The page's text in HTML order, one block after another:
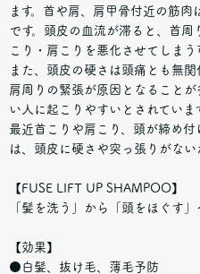
ます。首や肩、肩甲骨付近の筋
です。頭皮の血流が滞ると、首
こり・肩こりを悪化させてしまう
また、頭皮の硬さは頭痛とも無
肩周りの緊張が原因となること
い人に起こりやすいとされていま
最近首こりや肩こり、頭が締め
は、頭皮に硬さや突っ張りがない
【FUSE LIFT UP SHAMPOO】
「髪を洗う」から「頭をほぐす」
【効果】
●白髪、抜け毛、薄毛予防